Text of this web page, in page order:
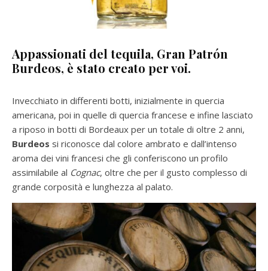
Appassionati del tequila, Gran Patrón
Burdeos, è stato creato per voi.
Invecchiato in differenti botti, inizialmente in quercia
americana, poi in quelle di quercia francese e infine lasciato
a riposo in botti di Bordeaux per un totale di oltre 2 anni,
Burdeos si riconosce dal colore ambrato e dall’intenso
aroma dei vini francesi che gli conferiscono un profilo
assimilabile al Cognac, oltre che per il gusto complesso di
grande corposità e lunghezza al palato.